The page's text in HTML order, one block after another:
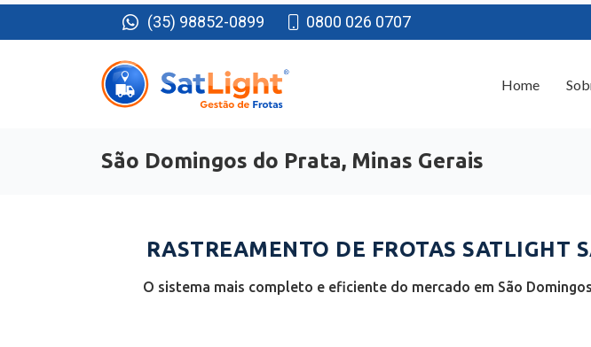
(35) 98852-0899 0800 026 0707
Home
São Domingos do Prata, Minas Gerais
RASTREAMENTO DE FROTAS SATLIGHT
O sistema mais completo e eficiente do mercado em São